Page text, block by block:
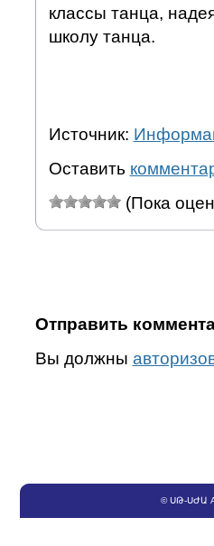
классы танца,
школу танца.
Источник:
Оставить
(Пока
Отправить
Вы должны
©ՍԹ-ՍԺԱ